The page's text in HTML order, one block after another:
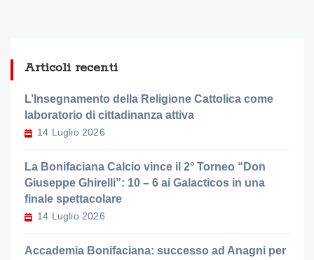
Articoli recenti
L’Insegnamento della Religione Cattolica come
laboratorio di cittadinanza attiva
14 Luglio 2026
La Bonifaciana Calcio vince il 2° Torneo “Don
Giuseppe Ghirelli”: 10 – 6 ai Galacticos in una
finale spettacolare
14 Luglio 2026
Accademia Bonifaciana: successo ad Anagni per